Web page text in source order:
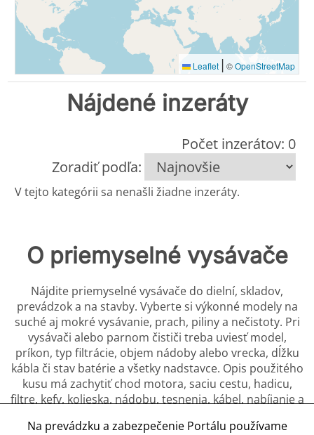
Leaflet | ©OpenStreetMap
Nájdené inzeráty
Počet inzerátov: 0
Zoradiť podľa:
V tejto kategórii sa nenašli žiadne inzeráty.
O priemyselné vysávače
Nájdite priemyselné vysávače do dielní, skladov,
prevádzok a na stavby. Vyberte si výkonné modely na
suché aj mokré vysávanie, prach, piliny a nečistoty. Pri
vysávači alebo parnom čističi treba uviesť model,
príkon, typ filtrácie, objem nádoby alebo vrecka, dĺžku
kábla či stav batérie a všetky nadstavce. Opis použitého
kusu má zachytiť chod motora, saciu cestu, hadicu,
filtre, kefy, kolieska, nádobu, tesnenia, kábel, nabíjanie a
vyprázdniť a vyčistiť; pleseň, škodcovia, silný zápach
Na prevádzku a zabezpečenie Portálu používame